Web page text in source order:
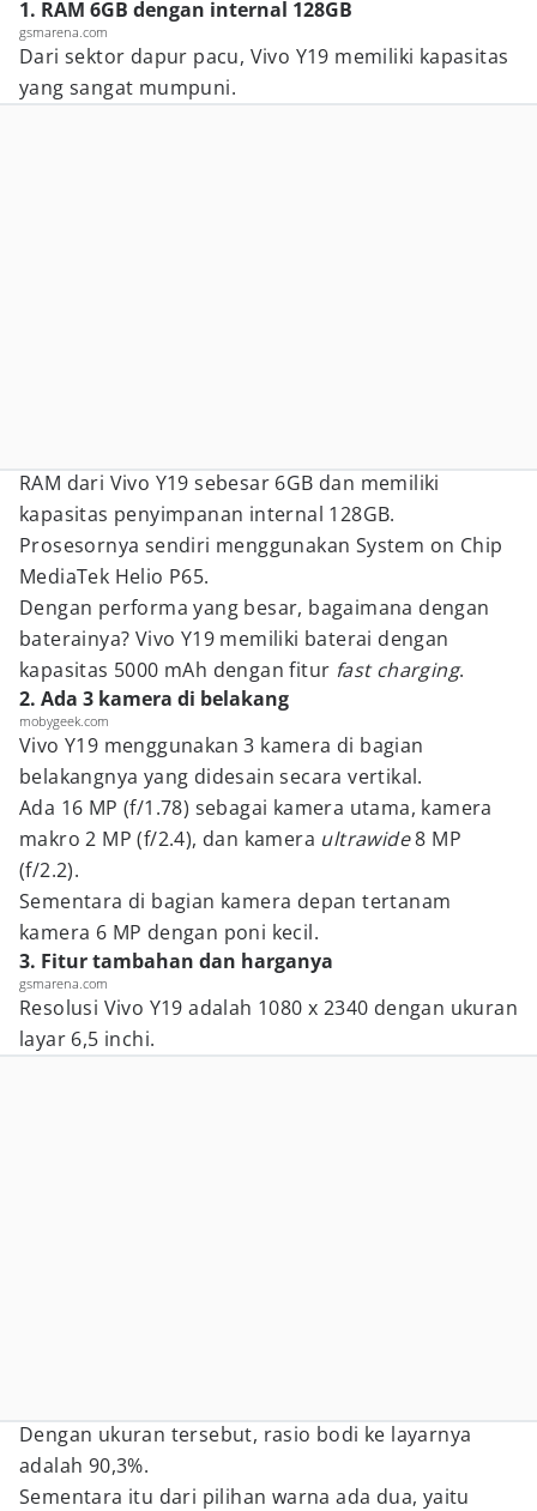
1. RAM 6GB dengan internal 128GB
gsmarena.com
Dari sektor dapur pacu, Vivo Y19 memiliki kapasitas
yang sangat mumpuni.
RAM dari Vivo Y19 sebesar 6GB dan memiliki
kapasitas penyimpanan internal 128GB.
Prosesornya sendiri menggunakan System on Chip
MediaTek Helio P65.
Dengan performa yang besar, bagaimana dengan
baterainya? Vivo Y19 memiliki baterai dengan
kapasitas 5000 mAh dengan fitur fast charging.
2. Ada 3 kamera di belakang
mobygeek.com
Vivo Y19 menggunakan 3 kamera di bagian
belakangnya yang didesain secara vertikal.
Ada 16 MP (f/1.78) sebagai kamera utama, kamera
makro 2 MP (f/2.4), dan kamera ultrawide8 MP
(f/2.2).
Sementara di bagian kamera depan tertanam
kamera 6 MP dengan poni kecil.
3. Fitur tambahan dan harganya
gsmarena.com
Resolusi Vivo Y19 adalah 1080 x 2340 dengan ukuran
layar 6,5 inchi.
Dengan ukuran tersebut, rasio bodi ke layarnya
adalah 90,3%.
Sementara itu dari pilihan warna ada dua, yaitu